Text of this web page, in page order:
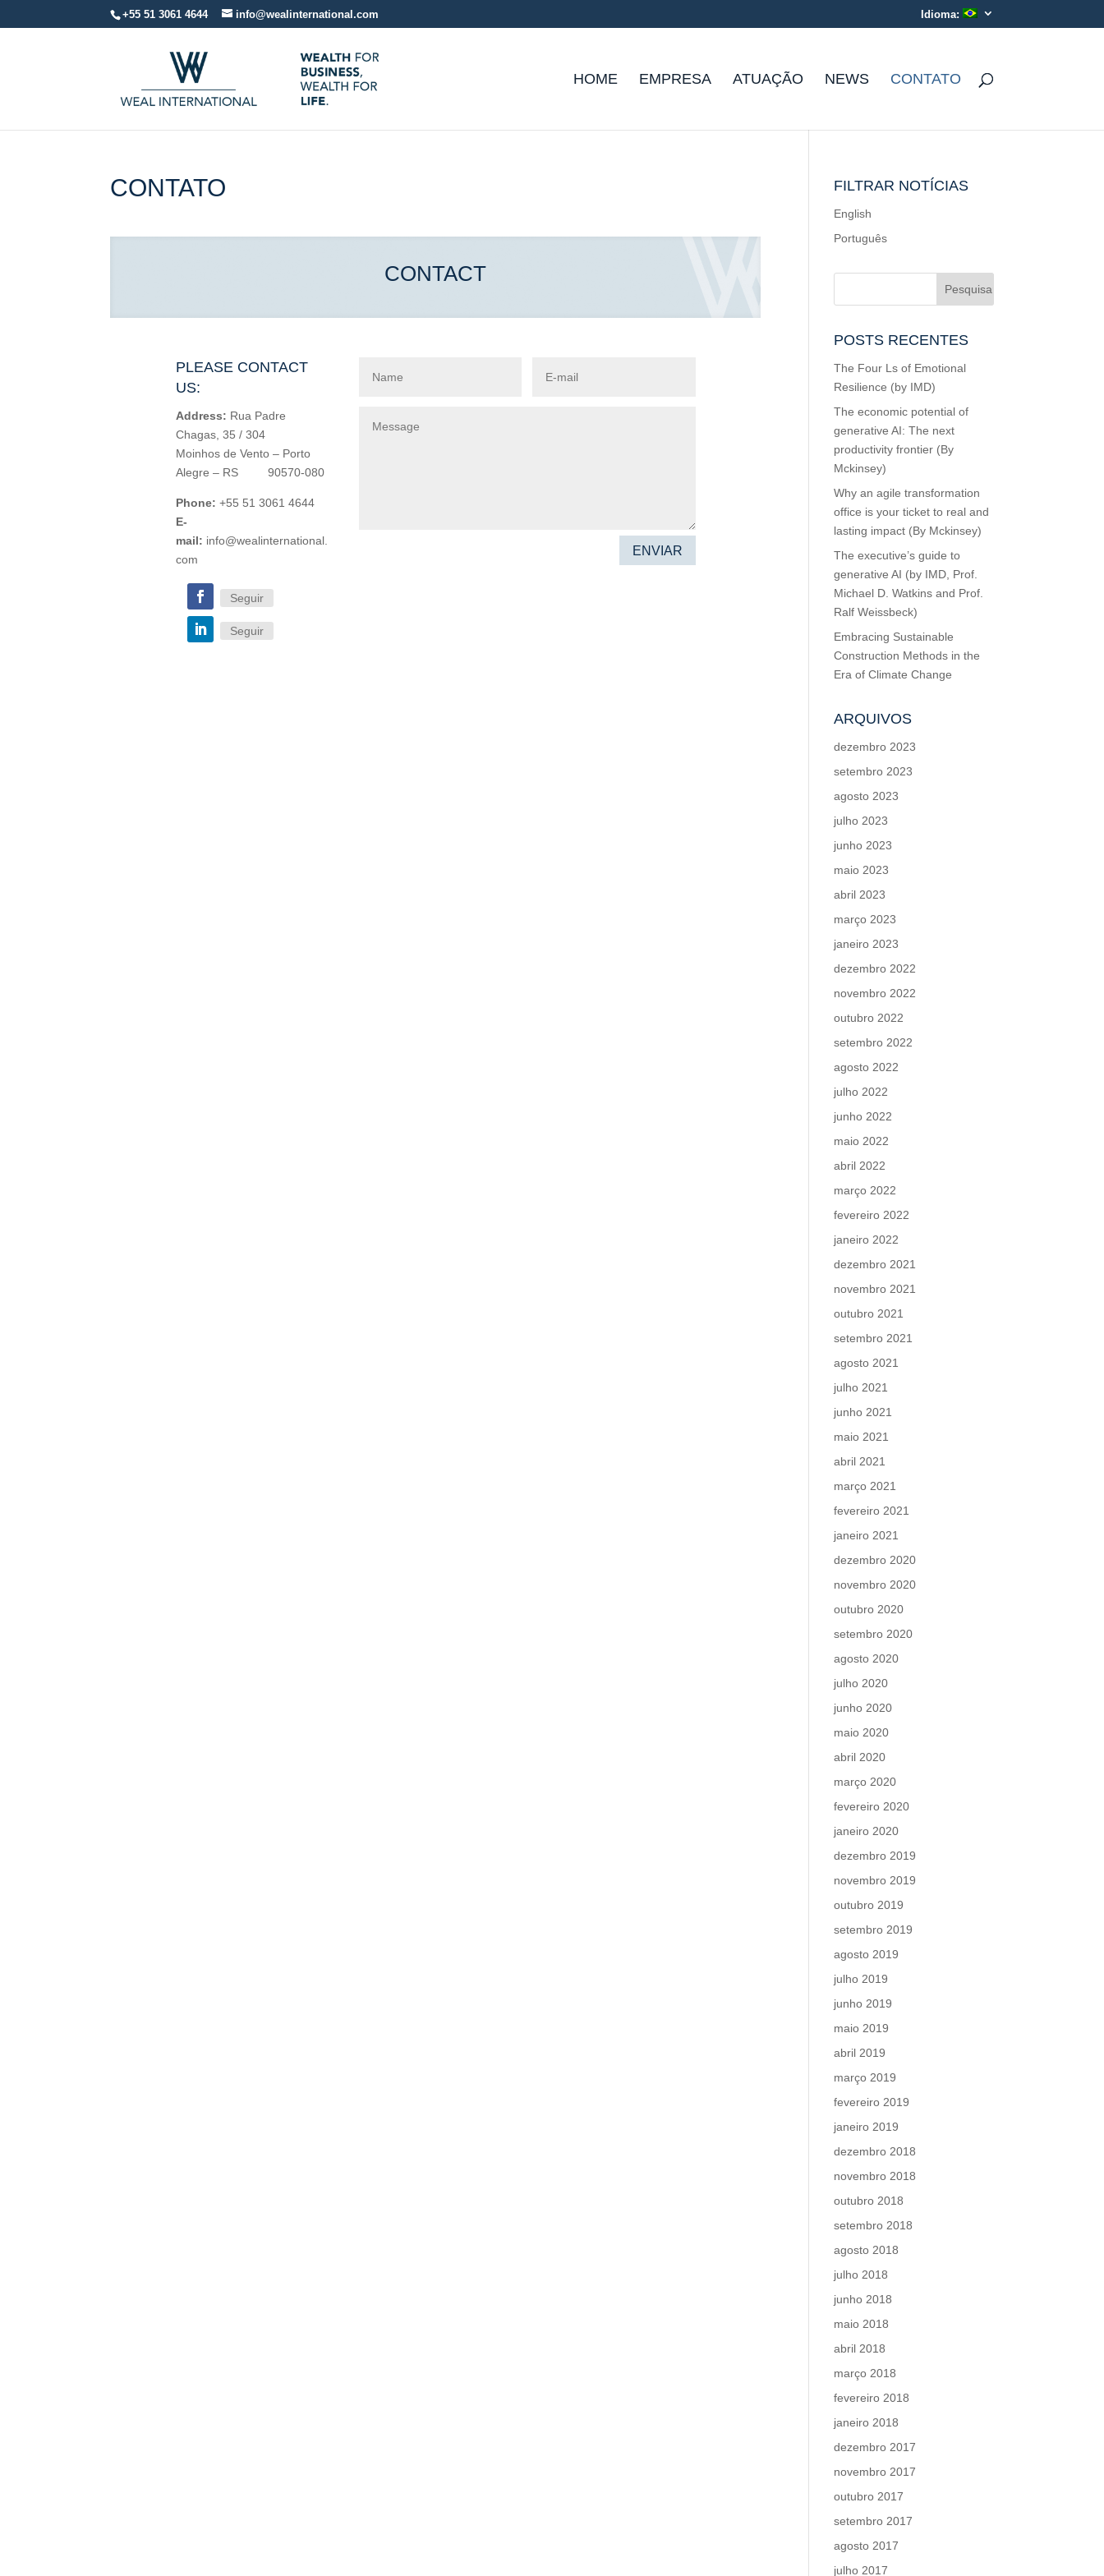
+55 51 3061 4644 info@wealinternational.com Idioma:
HOME EMPRESA ATUAÇÃO NEWS CONTATO
CONTATO
CONTACT
PLEASE CONTACT
US:
Address: Rua Padre
Chagas, 35 / 304
Moinhos de Vento – Porto
Alegre – RS 90570-080
Phone: +55 51 3061 4644
E-
mail: info@wealinternational.
com
Seguir
Seguir
ENVIAR
FILTRAR NOTÍCIAS
English
Português
POSTS RECENTES
The Four Ls of Emotional
Resilience (by IMD)
The economic potential of
generative AI: The next
productivity frontier (By
Mckinsey)
Why an agile transformation
office is your ticket to real and
lasting impact (By Mckinsey)
The executive’s guide to
generative AI (by IMD, Prof.
Michael D. Watkins and Prof.
Ralf Weissbeck)
Embracing Sustainable
Construction Methods in the
Era of Climate Change
ARQUIVOS
dezembro 2023
setembro 2023
agosto 2023
julho 2023
junho 2023
maio 2023
abril 2023
março 2023
janeiro 2023
dezembro 2022
novembro 2022
outubro 2022
setembro 2022
agosto 2022
julho 2022
junho 2022
maio 2022
abril 2022
março 2022
fevereiro 2022
janeiro 2022
dezembro 2021
novembro 2021
outubro 2021
setembro 2021
agosto 2021
julho 2021
junho 2021
maio 2021
abril 2021
março 2021
fevereiro 2021
janeiro 2021
dezembro 2020
novembro 2020
outubro 2020
setembro 2020
agosto 2020
julho 2020
junho 2020
maio 2020
abril 2020
março 2020
fevereiro 2020
janeiro 2020
dezembro 2019
novembro 2019
outubro 2019
setembro 2019
agosto 2019
julho 2019
junho 2019
maio 2019
abril 2019
março 2019
fevereiro 2019
janeiro 2019
dezembro 2018
novembro 2018
outubro 2018
setembro 2018
agosto 2018
julho 2018
junho 2018
maio 2018
abril 2018
março 2018
fevereiro 2018
janeiro 2018
dezembro 2017
novembro 2017
outubro 2017
setembro 2017
agosto 2017
julho 2017